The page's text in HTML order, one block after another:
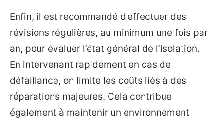
Enfin, il est recommandé d’effectuer des
révisions régulières, au minimum une fois par
an, pour évaluer l’état général de l’isolation.
En intervenant rapidement en cas de
défaillance, on limite les coûts liés à des
réparations majeures. Cela contribue
également à maintenir un environnement